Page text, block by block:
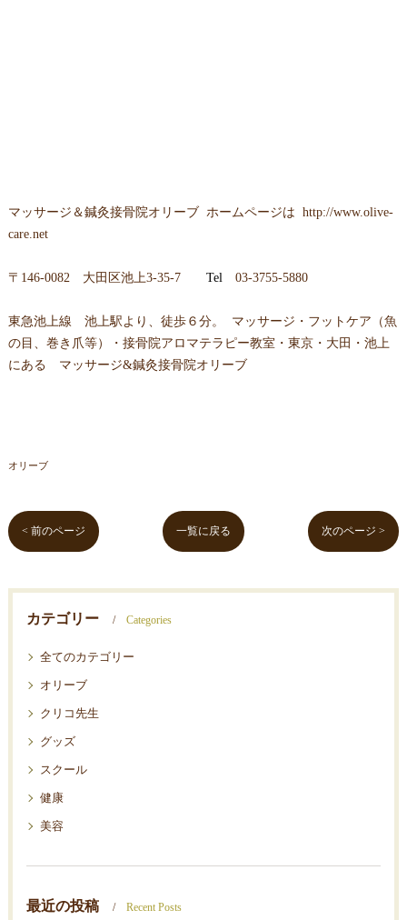
マッサージ＆鍼灸接骨院オリーブ ホームページは http://www.olive-
care.net
〒 146-0082 大田区池上3-35-7Tel 03-3755-5880
東急池上線 池上駅より、徒歩６分。 マッサージ・フットケア（魚
の目、巻き爪等）・接骨院アロマテラピー教室・東京・大田・池上
にある マッサージ&鍼灸接骨院オリーブ
オリーブ
< 前のページ 一覧に戻る 次のページ >
カテゴリー Categories
全てのカテゴリー
オリーブ
クリコ先生
グッズ
スクール
健康
美容
最近の投稿 Recent Posts